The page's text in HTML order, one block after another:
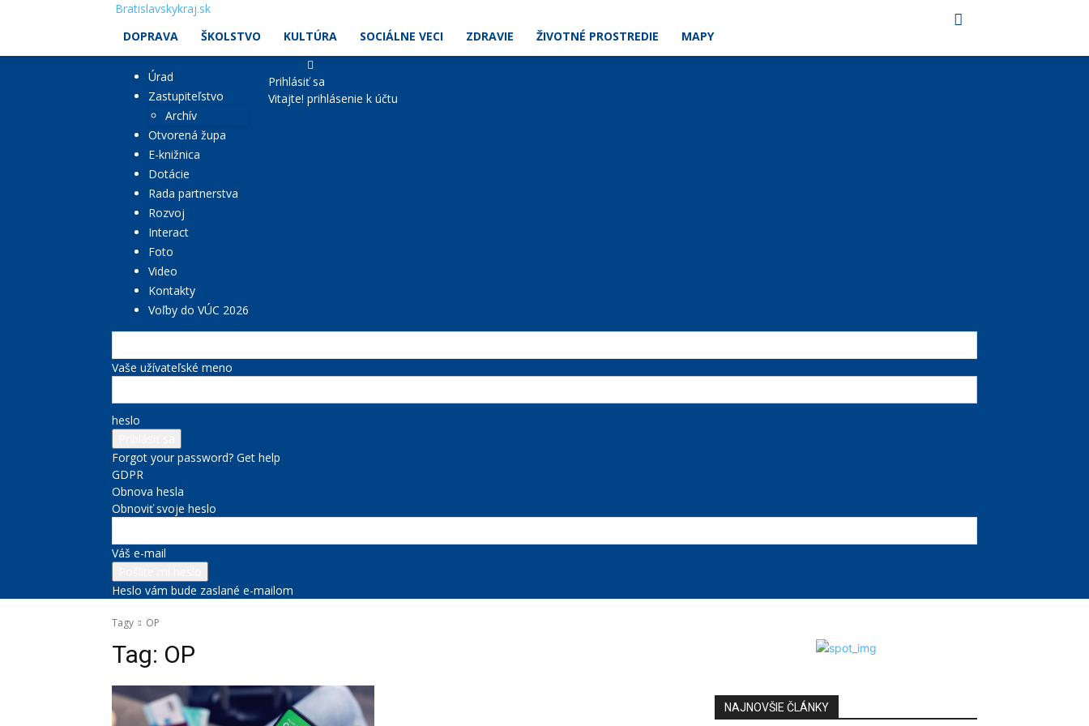
Bratislavskykraj.sk
DOPRAVA
ŠKOLSTVO KULTÚRA SOCIÁLNE VECI ZDRAVIE ŽIVOTNÉ PROSTREDIE MAPY
Úrad
Zastupiteľstvo
Archív
Otvorená župa
E-knižnica
Dotácie
Rada partnerstva
Rozvoj
Interact
Foto
Video
Kontakty
Voľby do VÚC 2026
Prihlásiť sa
Vitajte! prihlásenie k účtu
Vaše užívateľské meno
heslo
Forgot your password? Get help
GDPR
Obnova hesla
Obnoviť svoje heslo
Váš e-mail
Heslo vám bude zaslané e-mailom
Tagy OP
Tag: OP
NAJNOVŠIE ČLÁNKY